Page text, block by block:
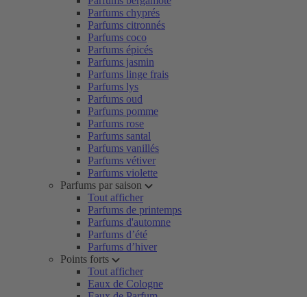
Parfums chyprés
Parfums citronnés
Parfums coco
Parfums épicés
Parfums jasmin
Parfums linge frais
Parfums lys
Parfums oud
Parfums pomme
Parfums rose
Parfums santal
Parfums vanillés
Parfums vétiver
Parfums violette
Parfums par saison
Tout afficher
Parfums de printemps
Parfums d'automne
Parfums d’été
Parfums d’hiver
Points forts
Tout afficher
Eaux de Cologne